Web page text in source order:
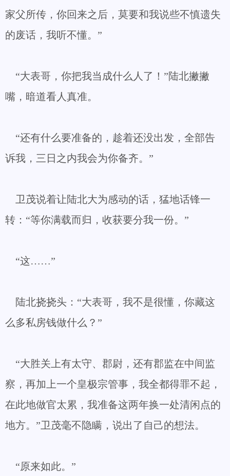
家父所传，你回来之后，莫要和我说些不慎遗失
的废话，我听不懂。”
“大表哥，你把我当成什么人了！”陆北撇撇
嘴，暗道看人真准。
“还有什么要准备的，趁着还没出发，全部告
诉我，三日之内我会为你备齐。”
卫茂说着让陆北大为感动的话，猛地话锋一
转：“等你满载而归，收获要分我一份。”
“这……”
陆北挠挠头：“大表哥，我不是很懂，你藏这
么多私房钱做什么？”
“大胜关上有太守、郡尉，还有郡监在中间监
察，再加上一个皇极宗管事，我全都得罪不起，
在此地做官太累，我准备这两年换一处清闲点的
地方。”卫茂毫不隐瞒，说出了自己的想法。
“原来如此。”